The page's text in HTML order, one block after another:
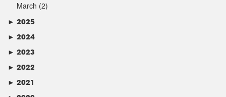
March (2)
► 2025
► 2024
► 2023
► 2022
► 2021